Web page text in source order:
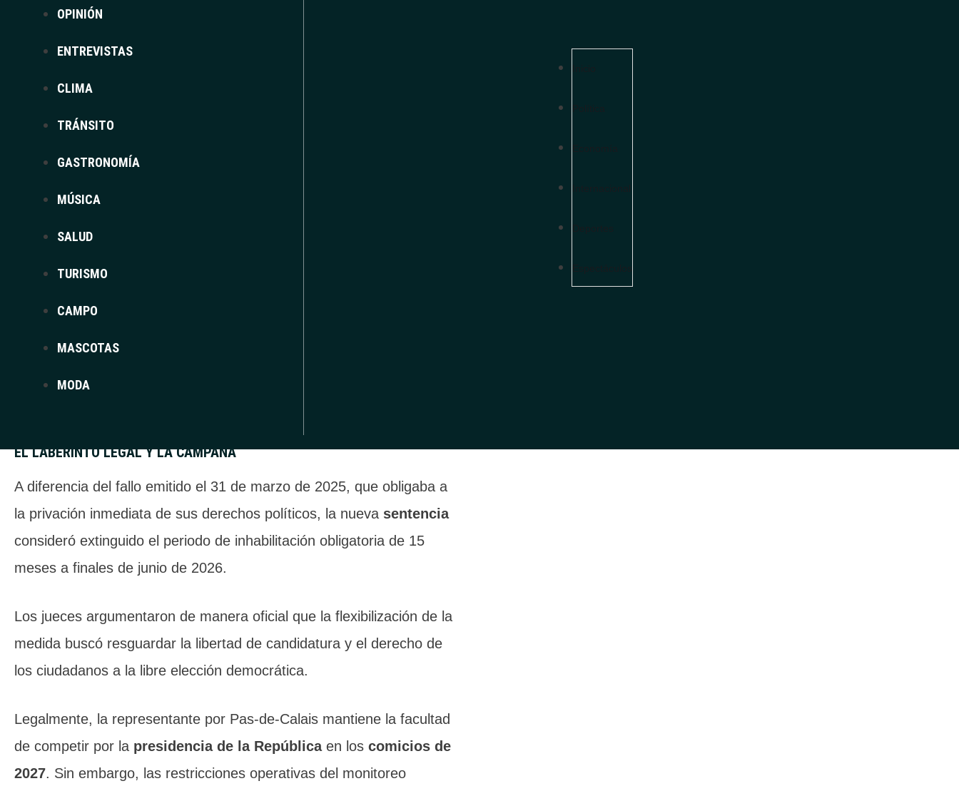
OPINIÓN
ENTREVISTAS
CLIMA
TRÁNSITO
GASTRONOMÍA
MÚSICA
SALUD
TURISMO
CAMPO
MASCOTAS
MODA
definitiva en la causa de los
confirmó la culpabilidad de la diputada
de fondos de la Unión Europea
resolución judicial
condena de prisión
domiciliario
seguimiento.
Asimismo, la magistrada presidenta Michèle Agi anunció una
reducción en la pena de
EL LABERINTO LEGAL Y LA CAMPAÑA
A diferencia del fallo emitido el 31 de marzo de 2025, que obligaba a
la privación inmediata de sus derechos políticos, la nueva sentencia
consideró extinguido el periodo de inhabilitación obligatoria de 15
meses a finales de junio de 2026.
Los jueces argumentaron de manera oficial que la flexibilización de la
medida buscó resguardar la libertad de candidatura y el derecho de
los ciudadanos a la libre elección democrática.
Legalmente, la representante por Pas-de-Calais mantiene la facultad
de competir por la presidencia de la Repúblicaen los comicios de
2027. Sin embargo, las restricciones operativas del monitoreo